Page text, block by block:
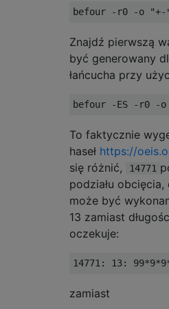
Znajdź pierwszą
być generowany
łańcucha przy
To faktycznie
haseł https://
się różnić,
14771
podziału
może być
13 zamiast
oczekuje:
zamiast